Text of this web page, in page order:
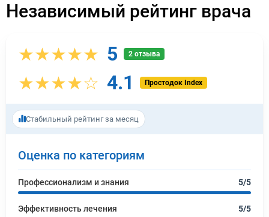
Независимый рейтинг врача
★★★★★ 5 2 отзыва
★★★★☆ 4.1 Простодок Index
Стабильный рейтинг за месяц
Оценка по категориям
Профессионализм и знания 5/5
Эффективность лечения 5/5